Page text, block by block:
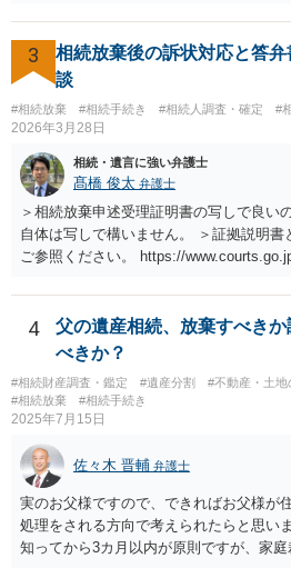
3
相続放棄後の訴状対応と答
談
#相続放棄 #相続手続き #相続人調査・確定 #
2026年3月28日
相続・遺言に強い弁護士
髙橋 俊太 弁護士
＞相続放棄申述受理証明書の写しで良い
自体は写しで構いません。 ＞証拠説明
ご参照ください。 https://
4
父の遺産相続、放棄すべき
べきか？
#相続財産調査・鑑定 #遺産分割 #不動産・土地
#相続放棄
#相続手続き
2025年7月15日
佐々木 晋輔 弁護士
実のお父様ですので、できればお父様が
処理をされる方向で考えられたらと思い
知ってから3カ月以内が原則ですが、家